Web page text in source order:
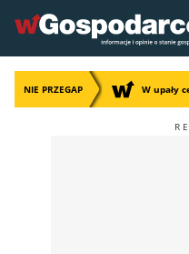
NIE PRZEGAP W upały